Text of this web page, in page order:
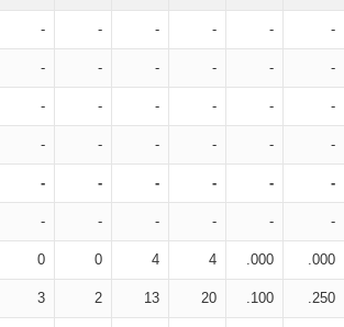
- - - - - -
- - - - - -
- - - - - -
- - - - - -
- - - - - -
- - - - - -
0 0 4 4 .000 .000
3 2 13 20 .100 .250